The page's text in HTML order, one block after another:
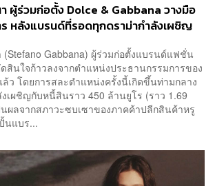
ผู้ร่วมก่อตั้ง Dolce & Gabbana วางมือ
หลังแบรนด์ที่รอดทุกดราม่ากำลังเผชิญ
Gabbana) ผู้ร่วมก่อตั้งแบรนด์แฟชั่น
สินใจก้าวลงจากตำแหน่งประธานกรรมการของ
ล้ว โดยการสละตำแหน่งครั้งนี้เกิดขึ้นท่ามกลาง
เผชิญกับหนี้สินราว 450 ล้านยูโร (ราว 1.69
ผลจากสภาวะซบเซาของภาคค้าปลีกสินค้าหรู
นแบร...